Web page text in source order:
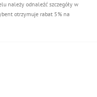
należy odnaleźć szczegóły w
otrzymuje rabat 5% na